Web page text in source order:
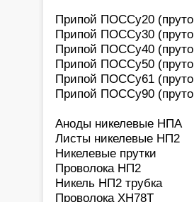
Припой ПОССу20
Припой ПОССу30
Припой ПОССу40
Припой ПОССу50
Припой ПОССу61
Припой ПОССу90
Аноды никелевые НПА
Листы никелевые НП2
Никелевые прутки
Проволока НП2
Никель НП2 трубка
Проволока ХН78Т